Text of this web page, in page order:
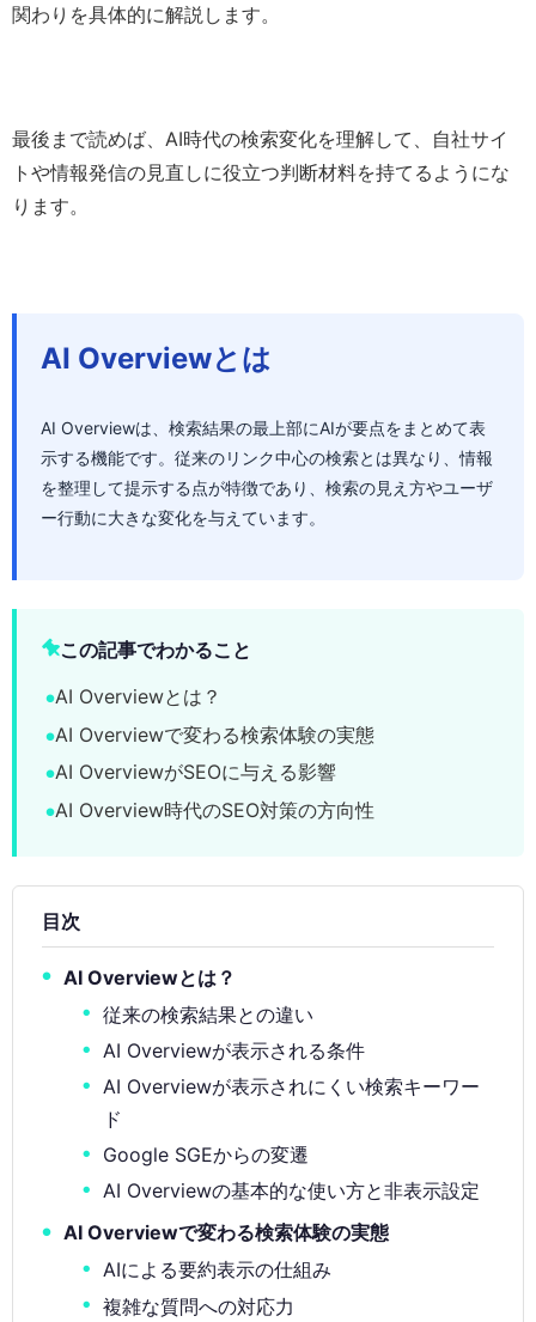
関わりを具体的に解説します。
最後まで読めば、AI時代の検索変化を理解して、自社サイ
トや情報発信の見直しに役立つ判断材料を持てるようにな
ります。
AI Overviewとは
AI Overviewは、検索結果の最上部にAIが要点をまとめて表
示する機能です。従来のリンク中心の検索とは異なり、情報
を整理して提示する点が特徴であり、検索の見え方やユーザ
ー行動に大きな変化を与えています。
この記事でわかること
AI Overviewとは？
AI Overviewで変わる検索体験の実態
AI OverviewがSEOに与える影響
AI Overview時代のSEO対策の方向性
目次
AI Overviewとは？
従来の検索結果との違い
AI Overviewが表示される条件
AI Overviewが表示されにくい検索キーワー
ド
Google SGEからの変遷
AI Overviewの基本的な使い方と非表示設定
AI Overviewで変わる検索体験の実態
AIによる要約表示の仕組み
複雑な質問への対応力